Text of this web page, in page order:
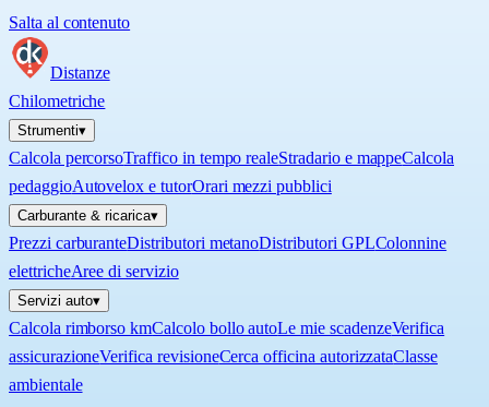
Salta al contenuto
Distanze
Chilometriche
Strumenti▾
Calcola percorsoTraffico in tempo realeStradario e mappeCalcola
pedaggioAutovelox e tutorOrari mezzi pubblici
Carburante & ricarica▾
Prezzi carburanteDistributori metanoDistributori GPLColonnine
elettricheAree di servizio
Servizi auto▾
Calcola rimborso kmCalcolo bollo autoLe mie scadenzeVerifica
assicurazioneVerifica revisioneCerca officina autorizzataClasse
ambientale